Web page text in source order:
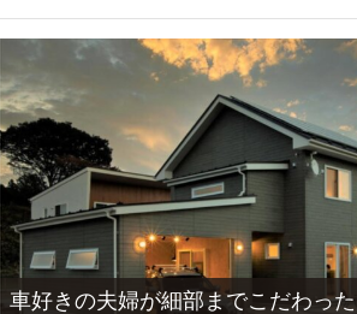
車好きの夫婦が細部までこだわった